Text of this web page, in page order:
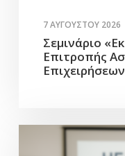
7 ΑΥΓΟΎΣΤΟΥ 2026
Σεμινάριο
Επιτροπής